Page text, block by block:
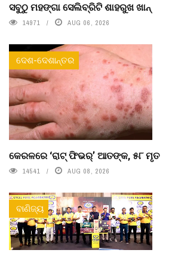
ସବୁଠୁ ମହଙ୍ଗା ସେଲିବ୍ରିଟି ଶାହରୁଖ ଖାନ୍
14971 AUG 06, 2026
ଦେଶ-ଦେଶାନ୍ତର
କେରଳରେ ‘ରାଟ୍ ଫିଭର୍’ ଆତଙ୍କ, ୫୮ ମୃତ
14541 AUG 08, 2026
ବାଣିଜ୍ୟ